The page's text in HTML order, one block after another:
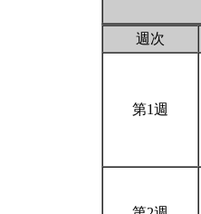
週次
第1週